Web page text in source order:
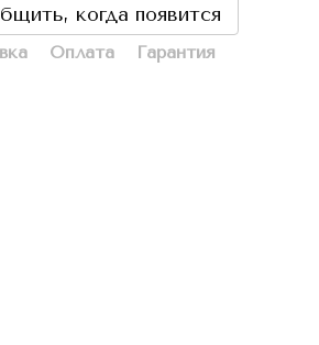
когда появится
Оплата Гарантия